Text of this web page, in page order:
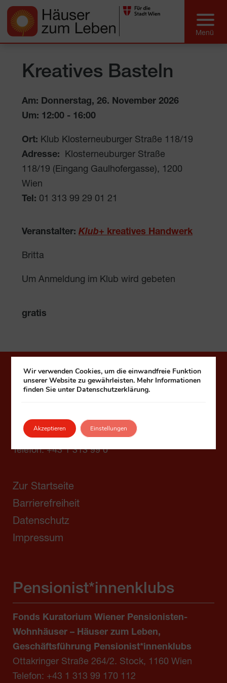
Kreatives Basteln
Am: Donnerstag, 26. November 2026
Um: 12:00 - 16:00
Ort: Klub Klosterneuburger Straße 118/19
Adresse:
Klosterneuburger Straße
118/19 (Eingang Gaulhofergasse), 1200
Wien
Tel: 01 313 99 29 01 21
Veranstalter: Klub+ kreatives Handwerk
Britta
Um Anmeldung im Klub wird gebeten
gratis
Häuser zum Leben
Wohnhäuser – Häuser zum Leben
1090 Wien, Seegasse 9
Telefon:+43 1 313 99 0
Zur Startseite
Barrierefreiheit
Datenschutz
Impressum
Pensionist*innenklubs
Fonds Kuratorium Wiener Pensionisten-
Wohnhäuser – Häuser zum Leben,
Geschäftsführung Pensionist*innenklubs
Ottakringer Straße 264/2. Stock, 1160 Wien
Telefon: +43 1 313 99 170 112
Wir verwenden Cookies, um die einwandfreie Funktion
unserer Website zu gewährleisten. Mehr Informationen
finden Sie unter Datenschutzerklärung.
Akzeptieren Einstellungen